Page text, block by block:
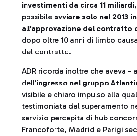
investimenti da circa 11 miliardi
possibile avviare solo nel 2013
all’approvazione del contratto
dopo oltre 10 anni di limbo
del contratto.
ADR ricorda inoltre che aveva -
dell’ingresso nel gruppo
visibile e chiaro impulso alla
testimoniata dal superamento
servizio percepita di hub
Francoforte, Madrid e Parigi